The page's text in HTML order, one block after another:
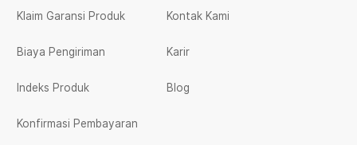
Klaim Garansi Produk
Biaya Pengiriman
Indeks Produk
Konfirmasi Pembayaran
Kontak Kami
Karir
Blog